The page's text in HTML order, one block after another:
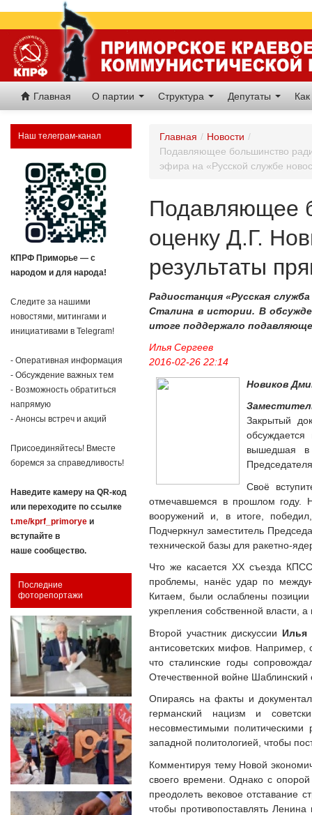
Главная О партии Структура Депутаты
Наш телеграм-канал
КПРФ Приморье — с
народом и для народа!
Следите за нашими
новостями, митингами и
инициативами в Telegram!
- Оперативная информация
- Обсуждение важных тем
- Возможность обратиться
напрямую
- Анонсы встреч и акций
Присоединяйтесь! Вместе
боремся за справедливость!
Наведите камеру на QR-код
или переходите по ссылке
t.me/kprf_primorye и
вступайте в
наше сообщество.
Последние
фоторепортажи
Главная / Новости /
Подавляющее большинство
эфира на «Русской службе
Подавляющее
оценку Д.Г.
результаты
Радиостанция «Русская
Сталина в истории. В
итоге поддержало
Илья Сергеев
2016-02-26 22:14
Новиков
Закрытый
вышедшая в
Своё
отмечавшемся в прошлом году.
вооружений и, в итоге,
Подчеркнул заместитель
технической базы для ракетно-
Что же касается XX съезда
проблемы, нанёс удар по
Китаем, были ослаблены позиции
укрепления собственной власти,
Второй участник дискуссии Илья
антисоветских мифов. Например,
что сталинские годы
Отечественной войне
Опираясь на факты и
германский нацизм и
несовместимыми
западной политологией, чтобы
Комментируя тему Новой
своего времени. Однако с
преодолеть вековое отставание
чтобы противопоставлять